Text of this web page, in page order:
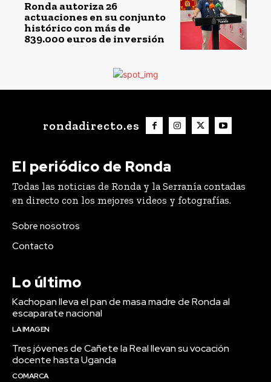
Ronda autoriza 26
actuaciones en su conjunto
histórico con más de
839.000 euros de inversión
rondadirecto.es
El periódico de Ronda
Todas las noticias de Ronda y la Serranía contadas
en directo con los mejores videos y fotografías.
Sobre nosotros
Contacto
Lo último
Kachopan lleva el pan de masa madre de Ronda al
escaparate nacional
LA IMAGEN
Tres jóvenes de Cañete la Real llevan su vocación
docente hasta Uganda
COMARCA